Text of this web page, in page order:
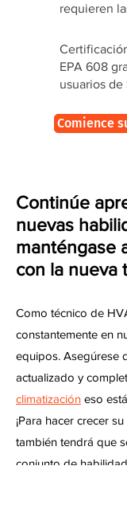
requieren
EPA 608
usuarios de
Comience
Continúe
nuevas
manténgase
con la nueva
Como técnico de
constantemente en
equipos. Asegúrese
actualizado y
climatización eso
¡Para hacer crecer
también tendrá que
conjunto de